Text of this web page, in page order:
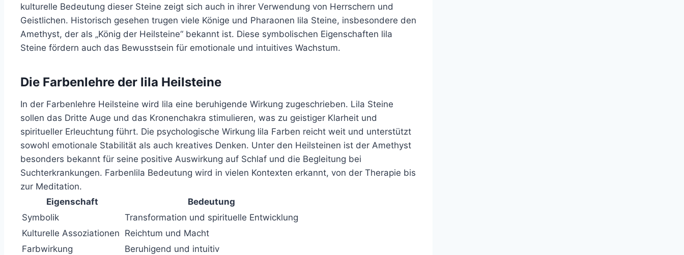
kulturelle Bedeutung dieser Steine zeigt sich auch in ihrer Verwendung von Herrschern und
Geistlichen. Historisch gesehen trugen viele Könige und Pharaonen lila Steine, insbesondere den
Amethyst, der als „König der Heilsteine“ bekannt ist. Diese symbolischen Eigenschaften lila
Steine fördern auch das Bewusstsein für emotionale und intuitives Wachstum.
Die Farbenlehre der lila Heilsteine
In der Farbenlehre Heilsteine wird lila eine beruhigende Wirkung zugeschrieben. Lila Steine
sollen das Dritte Auge und das Kronenchakra stimulieren, was zu geistiger Klarheit und
spiritueller Erleuchtung führt. Die psychologische Wirkung lila Farben reicht weit und unterstützt
sowohl emotionale Stabilität als auch kreatives Denken. Unter den Heilsteinen ist der Amethyst
besonders bekannt für seine positive Auswirkung auf Schlaf und die Begleitung bei
Suchterkrankungen. Farbenlila Bedeutung wird in vielen Kontexten erkannt, von der Therapie bis
zur Meditation.
Eigenschaft
Bedeutung
Symbolik
Transformation und spirituelle Entwicklung
Kulturelle Assoziationen Reichtum und Macht
Farbwirkung
Beruhigend und intuitiv